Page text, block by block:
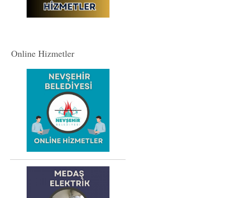
Online Hizmetler